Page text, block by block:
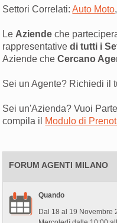
Settori Correlati:Auto Moto,
Le Aziende che
rappresentativedi tutti i
Aziende cheCercano
Sei un Agente? Richiedi il
Sei un'Azienda? Vuoi
compila il Modulo di
FORUM AGENTI MILANO
Quando
Dal 18 al 19 Novembre